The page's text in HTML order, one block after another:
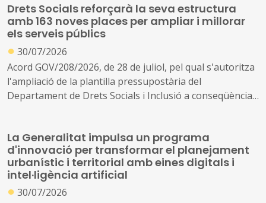
Drets Socials reforçarà la seva estructura
amb 163 noves places per ampliar i millorar
els serveis públics
● 30/07/2026
Acord GOV/208/2026, de 28 de juliol, pel qual s'autoritza
l'ampliació de la plantilla pressupostària del
Departament de Drets Socials i Inclusió a conseqüència
La Generalitat impulsa un programa
d'innovació per transformar el planejament
urbanístic i territorial amb eines digitals i
intel·ligència artificial
● 30/07/2026